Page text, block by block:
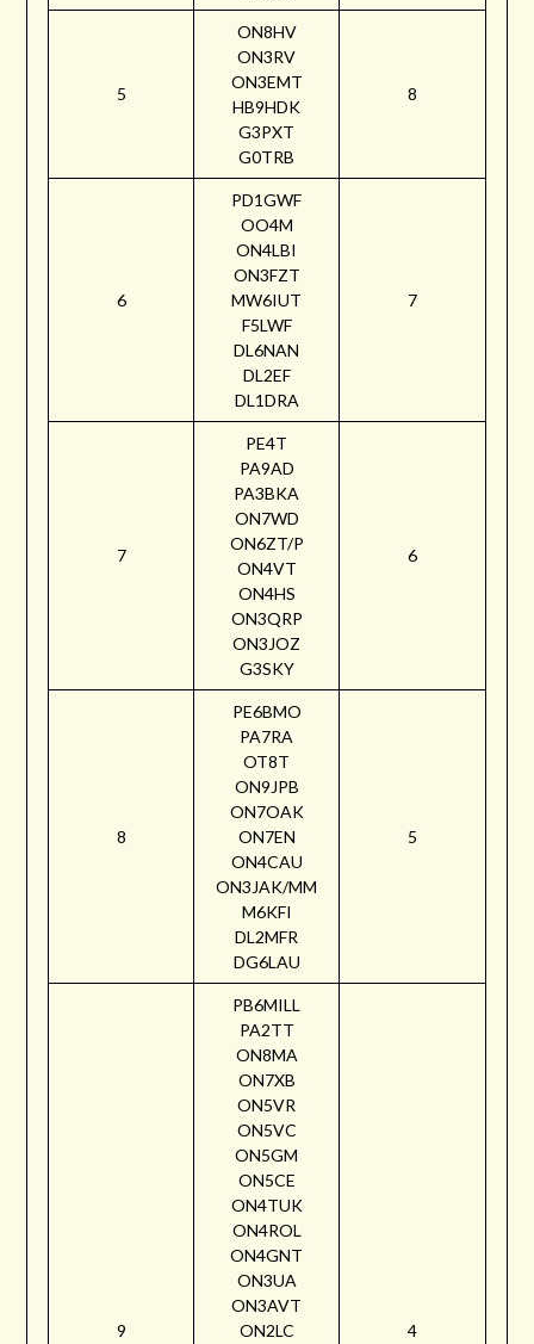
5
ON8HV
ON3RV
ON3EMT
HB9HDK
G3PXT
G0TRB
8
6
PD1GWF
OO4M
ON4LBI
ON3FZT
MW6IUT
F5LWF
DL6NAN
DL2EF
DL1DRA
7
7
PE4T
PA9AD
PA3BKA
ON7WD
ON6ZT/P
ON4VT
ON4HS
ON3QRP
ON3JOZ
G3SKY
6
8
PE6BMO
PA7RA
OT8T
ON9JPB
ON7OAK
ON7EN
ON4CAU
ON3JAK/MM
M6KFI
DL2MFR
DG6LAU
5
9
PB6MILL
PA2TT
ON8MA
ON7XB
ON5VR
ON5VC
ON5GM
ON5CE
ON4TUK
ON4ROL
ON4GNT
ON3UA
ON3AVT
ON2LC
4